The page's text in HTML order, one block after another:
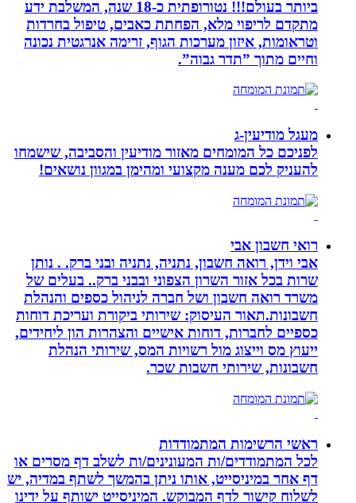
ביותר בעולם!!! נטורופתית כ-18 שנה, המשלבת ידע
מתקדם לריפוי מלא, הפחתת כאבים, טיפול בחרדות
וטראומות, איזון מערכות הגוף, זרימה אנרגטית נכונה
וחיים מתוך ”תדר גבוה”.
מעגל מודיעין-ג
לפניכם כל המומחים מאזור מודיעין והסביבה, שישמחו
להעניק לכם מענה מקצועי ומהימן במגוון נושאים!
רואי חשבון אבי
אבי וידן, רואה חשבון, נתניה, נתניה ובני ברק. . נותן
שרות בכל אזור השרון הצפוני ובבני ברק.. בעלים של
משרד רואה חשבון ושל חברה לניהול כספים והנהלת
חשבונות.תאור העיסוק: שירותי ביקורת ועריכת דוחות
כספיים לחברות, דוחות אישיים והצהרות הון ליחידים,
ייעוץ מס וייצוג מול רשויות המס, שירותי הנהלת
חשבונות, שירותי חשבות שכר.
ראשי הרשימות המתמודדות
לכל המתמודדים/ות המעונינים/ות לשלב דף מסרים או
דף אחר במיניסייט, אותו ניתן בהמשך לשתף במדיה, יש
לשלוח קישור לדף המבוקש. המיניסייט ישותף על ידינו